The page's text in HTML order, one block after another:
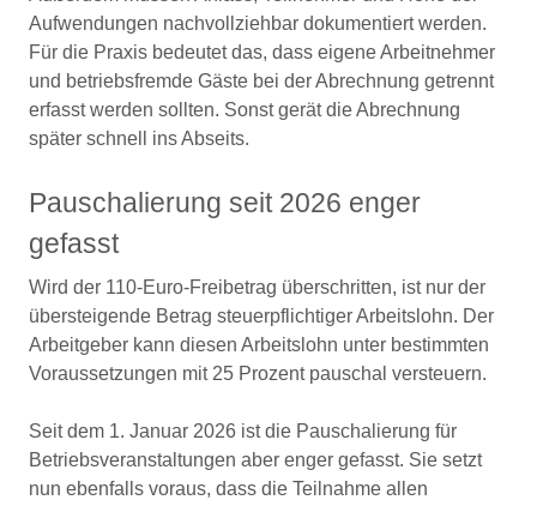
Aufwendungen nachvollziehbar dokumentiert werden.
Für die Praxis bedeutet das, dass eigene Arbeitnehmer
und betriebsfremde Gäste bei der Abrechnung getrennt
erfasst werden sollten. Sonst gerät die Abrechnung
später schnell ins Abseits.
Pauschalierung seit 2026 enger
gefasst
Wird der 110-Euro-Freibetrag überschritten, ist nur der
übersteigende Betrag steuerpflichtiger Arbeitslohn. Der
Arbeitgeber kann diesen Arbeitslohn unter bestimmten
Voraussetzungen mit 25 Prozent pauschal versteuern.
Seit dem 1. Januar 2026 ist die Pauschalierung für
Betriebsveranstaltungen aber enger gefasst. Sie setzt
nun ebenfalls voraus, dass die Teilnahme allen